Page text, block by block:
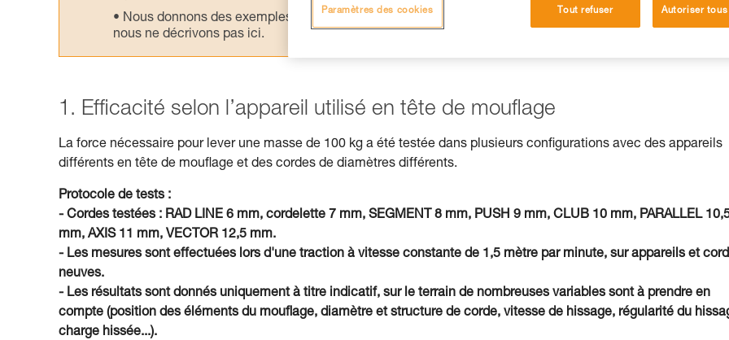
Nous donnons des exemples de techniques liées à votre activité. Il peut en exister d’autres que
nous ne décrivons pas ici.
1. Efficacité selon l’appareil utilisé en tête de mouflage
La force nécessaire pour lever une masse de 100 kg a été testée dans plusieurs configurations avec des appareils
différents en tête de mouflage et des cordes de diamètres différents.
Protocole de tests :
- Cordes testées : RAD LINE 6 mm, cordelette 7 mm, SEGMENT 8 mm, PUSH 9 mm, CLUB 10 mm, PARALLEL
mm, AXIS 11 mm, VECTOR 12,5 mm.
- Les mesures sont effectuées lors d'une traction à vitesse constante de 1,5 mètre par minute, sur appareils et
neuves.
- Les résultats sont donnés uniquement à titre indicatif, sur le terrain de nombreuses variables sont à prendre en
compte (position des éléments du mouflage, diamètre et structure de corde, vitesse de hissage, régularité du
charge hissée...).
Tout refuser Autoriser
Paramètres des cookies